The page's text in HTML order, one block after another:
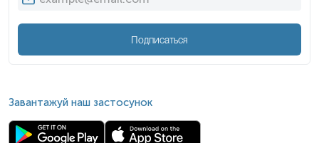
Подписаться
Завантажуй наш застосунок